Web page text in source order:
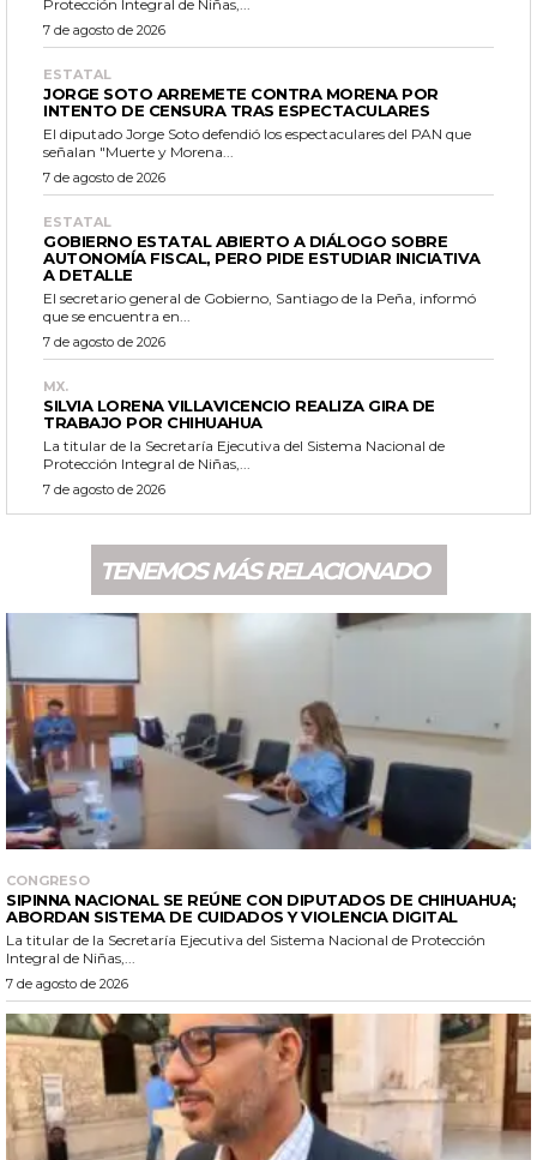
Protección Integral de Niñas,...
7 de agosto de 2026
ESTATAL
JORGE SOTO ARREMETE CONTRA MORENA POR
INTENTO DE CENSURA TRAS ESPECTACULARES
El diputado Jorge Soto defendió los espectaculares del PAN que
señalan "Muerte y Morena...
7 de agosto de 2026
ESTATAL
GOBIERNO ESTATAL ABIERTO A DIÁLOGO SOBRE
AUTONOMÍA FISCAL, PERO PIDE ESTUDIAR INICIATIVA
A DETALLE
El secretario general de Gobierno, Santiago de la Peña, informó
que se encuentra en...
7 de agosto de 2026
MX.
SILVIA LORENA VILLAVICENCIO REALIZA GIRA DE
TRABAJO POR CHIHUAHUA
La titular de la Secretaría Ejecutiva del Sistema Nacional de
Protección Integral de Niñas,...
7 de agosto de 2026
TENEMOS MÁS RELACIONADO
CONGRESO
SIPINNA NACIONAL SE REÚNE CON DIPUTADOS DE CHIHUAHUA;
ABORDAN SISTEMA DE CUIDADOS Y VIOLENCIA DIGITAL
La titular de la Secretaría Ejecutiva del Sistema Nacional de Protección
Integral de Niñas,...
7 de agosto de 2026